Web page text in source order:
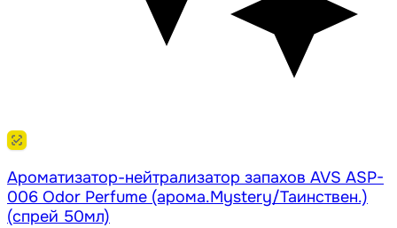
Ароматизатор-нейтрализатор запахов AVS ASP-
006 Odor Perfume (арома.Mystery/Таинствен.)
(спрей 50мл)